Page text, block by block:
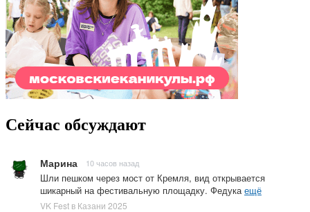
Сейчас обсуждают
Марина 10 часов назад
Шли пешком через мост от Кремля, вид открывается
шикарный на фестивальную площадку. Федука ещё
VK Fest в Казани 2025